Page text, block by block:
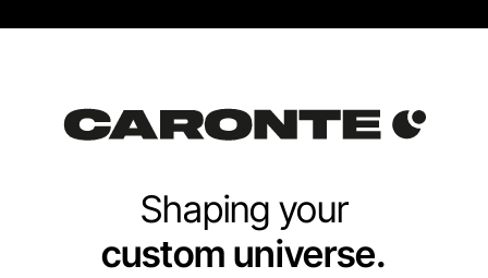
Shaping your
custom universe.